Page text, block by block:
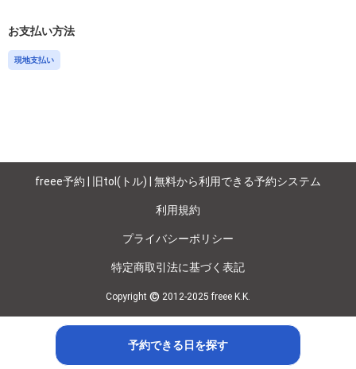
お支払い方法
現地支払い
予約できる日を探す
freee予約 | 旧tol(トル) | 無料から利用できる予約システム
利用規約
プライバシーポリシー
特定商取引法に基づく表記
Copyright © 2012-2025 freee K.K.